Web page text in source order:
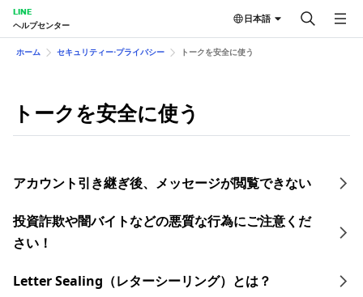
LINE
ヘルプセンター
日本語
ホーム セキュリティー⋅プライバシー トークを安全に使う
トークを安全に使う
アカウント引き継ぎ後、メッセージが閲覧できない
投資詐欺や闇バイトなどの悪質な行為にご注意くだ
さい！
Letter Sealing（レターシーリング）とは？